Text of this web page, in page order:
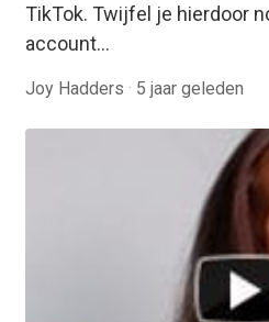
TikTok. Twijfel je hierdoor
account…
Joy Hadders · 5 jaar geleden